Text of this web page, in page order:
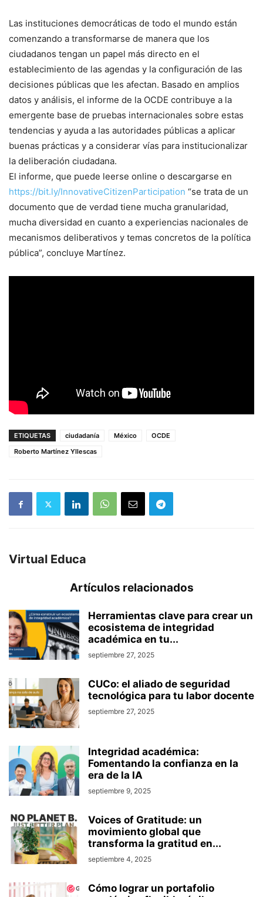
Las instituciones democráticas de todo el mundo están
comenzando a transformarse de manera que los
ciudadanos tengan un papel más directo en el
establecimiento de las agendas y la configuración de las
decisiones públicas que les afectan. Basado en amplios
datos y análisis, el informe de la OCDE contribuye a la
emergente base de pruebas internacionales sobre estas
tendencias y ayuda a las autoridades públicas a aplicar
buenas prácticas y a considerar vías para institucionalizar
la deliberación ciudadana.
El informe, que puede leerse online o descargarse en
https://bit.ly/InnovativeCitizenParticipation “se trata de un
documento que de verdad tiene mucha granularidad,
mucha diversidad en cuanto a experiencias nacionales de
mecanismos deliberativos y temas concretos de la política
pública”, concluye Martínez.
ETIQUETAS ciudadanía México
OCDE
Roberto Martínez Yllescas
Virtual Educa
Artículos relacionados
Herramientas clave para crear un
ecosistema de integridad
académica en tu...
septiembre 27, 2025
CUCo: el aliado de seguridad
tecnológica para tu labor docente
septiembre 27, 2025
Integridad académica:
Fomentando la confianza en la
era de la IA
septiembre 9, 2025
Voices of Gratitude: un
movimiento global que
transforma la gratitud en...
septiembre 4, 2025
Cómo lograr un portafolio